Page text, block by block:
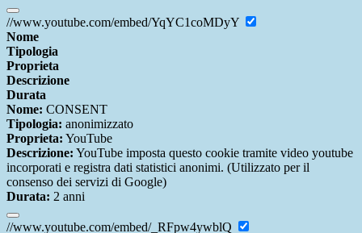
//www.youtube.com/embed/YqYC1coMDyY
Nome
Tipologia
Proprieta
Descrizione
Durata
Nome: CONSENT
Tipologia: anonimizzato
Proprieta: YouTube
Descrizione: YouTube imposta questo cookie tramite video youtube
incorporati e registra dati statistici anonimi. (Utilizzato per il
consenso dei servizi di Google)
Durata: 2 anni
//www.youtube.com/embed/_RFpw4ywblQ